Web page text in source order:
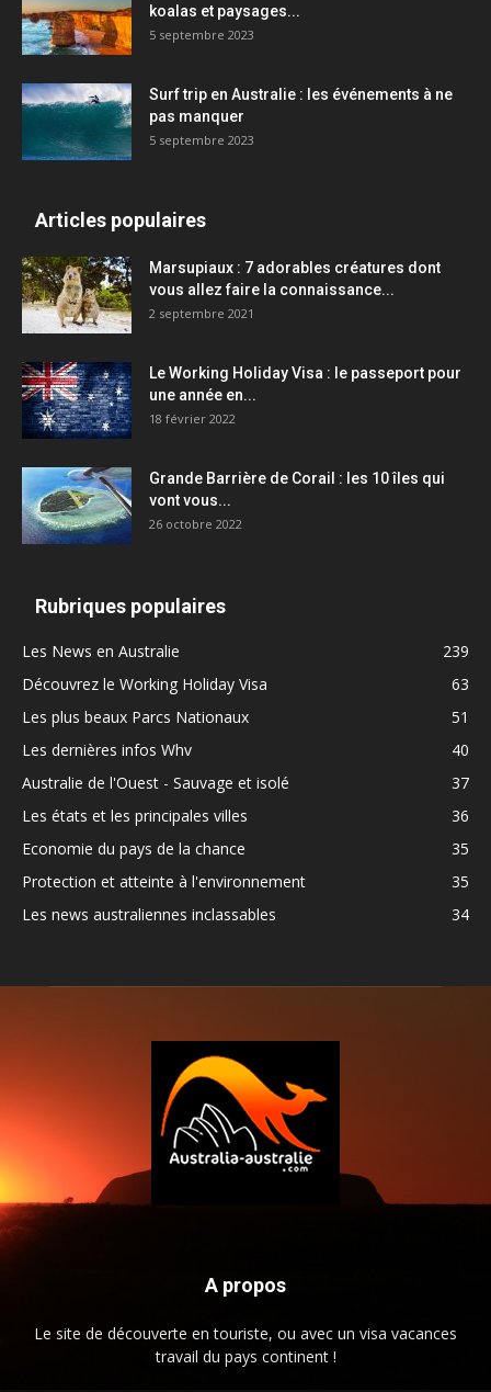
koalas et paysages...
5 septembre 2023
Surf trip en Australie : les événements à ne
pas manquer
5 septembre 2023
Articles populaires
Marsupiaux : 7 adorables créatures dont
vous allez faire la connaissance...
2 septembre 2021
Le Working Holiday Visa : le passeport pour
une année en...
18 février 2022
Grande Barrière de Corail : les 10 îles qui
vont vous...
26 octobre 2022
Rubriques populaires
Les News en Australie
239
Découvrez le Working Holiday Visa
63
Les plus beaux Parcs Nationaux
51
Les dernières infos Whv
40
Australie de l'Ouest - Sauvage et isolé
37
Les états et les principales villes
36
Economie du pays de la chance
35
Protection et atteinte à l'environnement
35
Les news australiennes inclassables
34
A propos
Le site de découverte en touriste, ou avec un visa vacances
travail du pays continent !